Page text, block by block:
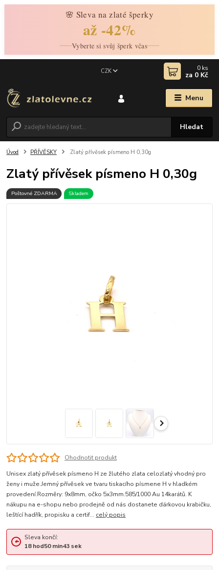
🌸 Sleva na zlaté šperky
až -42%
Vyberte si svůj šperk včas
Menu
CZK
Hledat
0 ks
za 0 Kč
Úvod PŘÍVĚSKY Zlatý přívěsek písmeno H 0,30g
Zlatý přívěsek písmeno H 0,30g
Poštovné ZDARMA Skladem
Ohodnotit produkt
Unisex zlatý přívěsek písmeno H ze žlutého zlata celozlatý vhodný pro
ženy i muže.Jemný přívěsek ve tvaru tiskacího písmene H v hladkém
provedení.Rozměry: 9x8mm, očko 5x3mm.585/1000 Au 14karátů. K
nákupu na e-shopu nebo prodejně od nás dostanete dárkovou krabičku,
leštící hadřík, propisku a certif... celý popis
Sleva končí:
18hod50min43sek